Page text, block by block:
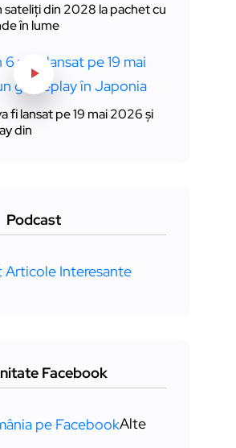
sateliți din 2028 la pachet cu
în lume
fi lansat pe 19 mai 2026 și
din
Podcast
Facebook
Alte